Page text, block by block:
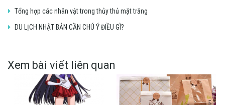
Tổng hợp các nhân vật trong thủy thủ mặt trăng
DU LỊCH NHẬT BẢN CẦN CHÚ Ý ĐIỀU GÌ?
Xem bài viết liên quan